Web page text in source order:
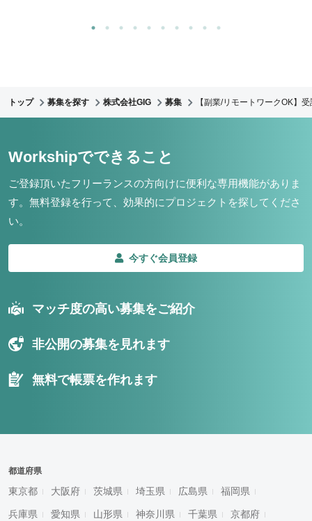
トップ 募集を探す 株式会社GIG 募集 【副業/リモートワークOK】
Workshipでできること
ご登録頂いたフリーランスの方向けに便利な専用機能がありま
す。 無料登録を行って、効果的にプロジェクトを探してくださ
い。
今すぐ会員登録
マッチ度の高い募集をご紹介
非公開の募集を見れます
無料で帳票を作れます
都道府県
東京都 大阪府 茨城県 埼玉県 広島県 福岡県
兵庫県 愛知県 山形県 神奈川県 千葉県 京都府